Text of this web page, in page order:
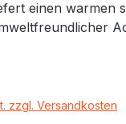
einen warmen
Ein
zzgl. Versandkosten